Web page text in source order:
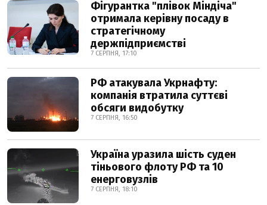
Фігурантка "плівок Міндіча"
отримала керівну посаду в
стратегічному
держпідприємстві
7 СЕРПНЯ, 17:10
РФ атакувала Укрнафту:
компанія втратила суттєві
обсяги видобутку
7 СЕРПНЯ, 16:50
Україна уразила шість суден
тіньового флоту РФ та 10
енерговузлів
7 СЕРПНЯ, 18:10